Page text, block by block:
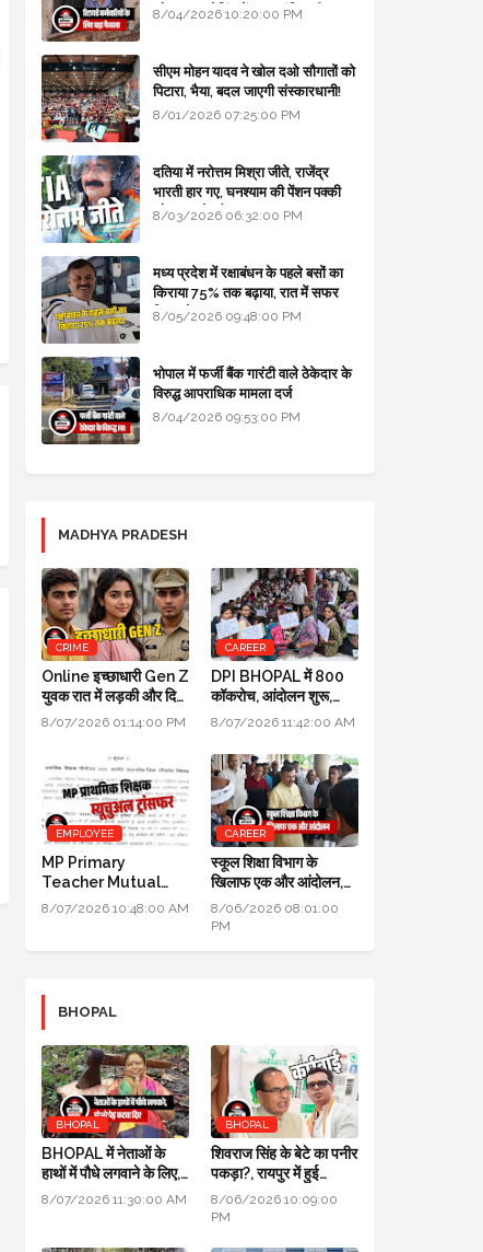
और बजट कोडिंग में हुए क्रांतिकारी
8/04/2026 10:20:00 PM
सीएम मोहन यादव ने खोल दओ सौगातों को
पिटारा, भैया, बदल जाएगी संस्कारधानी!
8/01/2026 07:25:00 PM
दतिया में नरोत्तम मिश्रा जीते, राजेंद्र
भारती हार गए, घनश्याम की पेंशन पक्की
और आशुतोष बैक टू...
8/03/2026 06:32:00 PM
मध्य प्रदेश में रक्षाबंधन के पहले बसों का
किराया 75% तक बढ़ाया, रात में सफर
किया तो 10% एक्स्ट्रा
8/05/2026 09:48:00 PM
भोपाल में फर्जी बैंक गारंटी वाले ठेकेदार के
विरुद्ध आपराधिक मामला दर्ज
8/04/2026 09:53:00 PM
MADHYA PRADESH
CRIME
Online इच्छाधारी Gen Z
युवक रात में लड़की और दिन
में INDORE ACP बन
8/07/2026 01:14:00 PM
CAREER
DPI BHOPAL में 800
कॉकरोच, आंदोलन शुरू,
मंत्री उदय प्रताप सिंह के
8/07/2026 11:42:00 AM
EMPLOYEE
MP Primary
Teacher Mutual
Transfer 2026: DPI
8/07/2026 10:48:00 AM
CAREER
स्कूल शिक्षा विभाग के
खिलाफ एक और आंदोलन,
DPI के सामने तीन दिन तक
धरना प्रदर्शन होगा
8/06/2026 08:01:00
PM
BHOPAL
BHOPAL
BHOPAL में नेताओं के
हाथों में पौधे लगवाने के लिए,
700 हरे भरे पेड़ कटवा दिए
8/07/2026 11:30:00 AM
BHOPAL
शिवराज सिंह के बेटे का पनीर
पकड़ा?, रायपुर में हुई
कार्रवाई, जांच के लिए लैब
भेजा
8/06/2026 10:09:00
PM